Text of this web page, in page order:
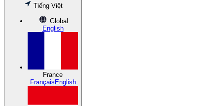
Tiếng Việt
Global
English
France
Français English